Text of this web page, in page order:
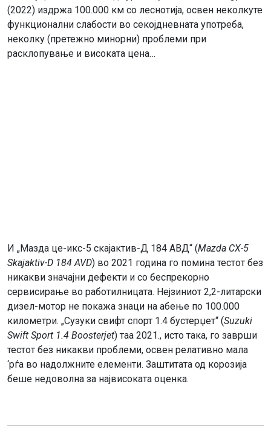
(2022) издржа 100.000 км со леснотија, освен неколкуте
функционални слабости во секојдневната употреба,
неколку (претежно минорни) проблеми при
расклопување и високата цена…
И „Мазда це-икс-5 скајактив-Д 184 АВД“ (Mazda CX-5
Skajaktiv-D 184 AVD) во 2021 година го помина тестот без
никакви значајни дефекти и со беспрекорно
сервисирање во работилницата. Нејзиниот 2,2-литарски
дизел-мотор не покажа знаци на абење по 100.000
километри. „Сузуки свифт спорт 1.4 бустерџет“ (Suzuki
Swift Sport 1.4 Boosterjet) таа 2021., исто така, го заврши
тестот без никакви проблеми, освен релативно мала
‘рѓа во надолжните елементи. Заштитата од корозија
беше недоволна за највисоката оценка.